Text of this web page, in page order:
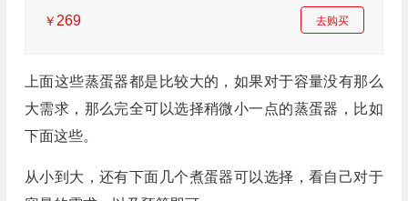
￥ 269 去购买
上面这些蒸蛋器都是比较大的，如果对于容量没有那么
大需求，那么完全可以选择稍微小一点的蒸蛋器，比如
下面这些。
从小到大，还有下面几个煮蛋器可以选择，看自己对于